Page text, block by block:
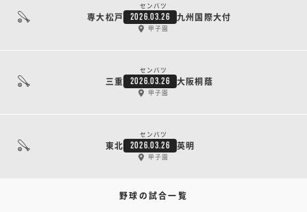
センバツ
専大松戸 2026.03.26 九州国際大付
甲子園
センバツ
三重 2026.03.26 大阪桐蔭
甲子園
センバツ
東北 2026.03.26 英明
甲子園
野球の試合一覧